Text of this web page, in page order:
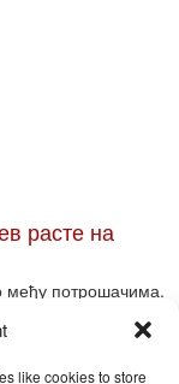
like cookies to store
расте на
међу потрошачима.